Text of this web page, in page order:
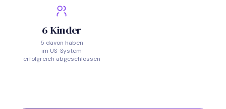
6 Kinder
5 davon haben
im US-System
erfolgreich abgeschlossen